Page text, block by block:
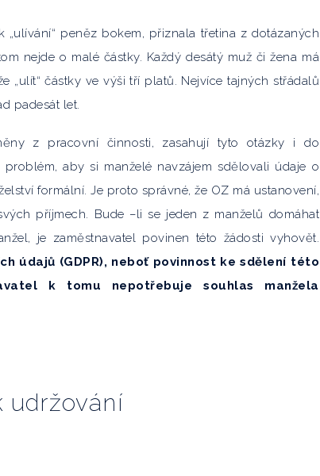
„ulívání“ peněz bokem, přiznala třetina z dotázaných
nejde o malé částky. Každý desátý muž či žena má
„ulít“ částky ve výši tří platů. Nejvíce tajných střádalů
padesát let.
z pracovní činnosti, zasahují tyto otázky i do
aby si manželé navzájem sdělovali údaje o
formální. Je proto správné, že OZ má ustanovení,
příjmech. Bude –li se jeden z manželů domáhat
je zaměstnavatel povinen této žádosti vyhovět.
údajů (GDPR), neboť povinnost ke sdělení této
k tomu nepotřebuje souhlas manžela
udržování